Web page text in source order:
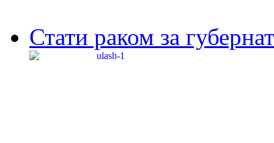
Стати раком за